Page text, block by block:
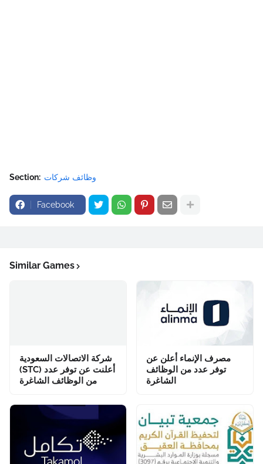
Section: وظائف شركات
Facebook
Similar Games
شركة الاتصالات السعودية
(STC) أعلنت عن توفر عدد
من الوظائف الشاغرة
مصرف الإنماء أعلن عن
توفر عدد من الوظائف
الشاغرة